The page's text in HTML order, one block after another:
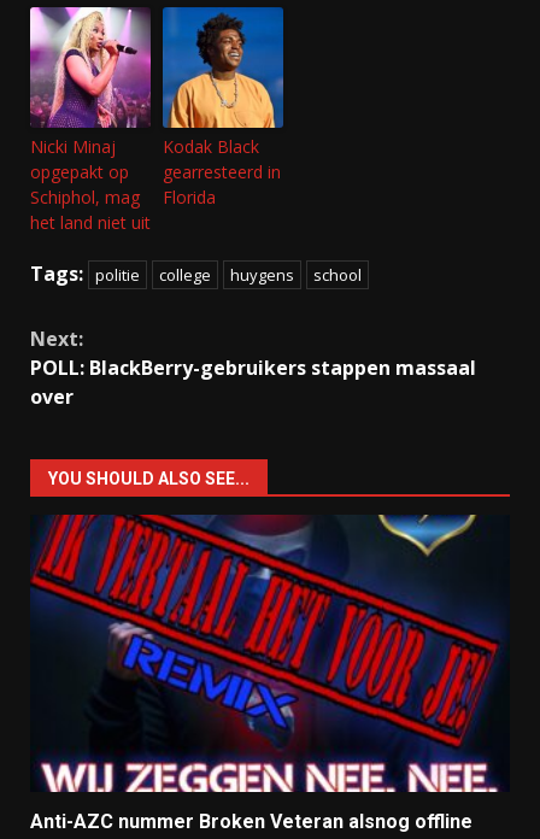
Nicki Minaj
opgepakt op
Schiphol, mag
het land niet uit
Kodak Black
gearresteerd in
Florida
Tags: politie college huygens school
Continue
Reading
Next:
POLL: BlackBerry-gebruikers stappen massaal
over
YOU SHOULD ALSO SEE...
Anti-AZC nummer Broken Veteran alsnog offline